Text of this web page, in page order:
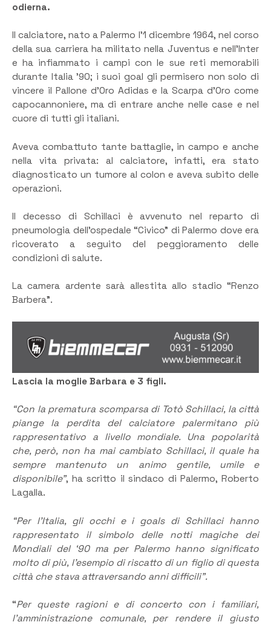
odierna.
Il calciatore, nato a Palermo l’1 dicembre 1964, nel corso
della sua carriera ha militato nella Juventus e nell’Inter
e ha infiammato i campi con le sue reti memorabili
durante Italia ’90; i suoi goal gli permisero non solo di
vincere il Pallone d’Oro Adidas e la Scarpa d’Oro come
capocannoniere, ma di entrare anche nelle case e nel
cuore di tutti gli italiani.
Aveva combattuto tante battaglie, in campo e anche
nella vita privata: al calciatore, infatti, era stato
diagnosticato un tumore al colon e aveva subito delle
operazioni.
Il decesso di Schillaci è avvenuto nel reparto di
pneumologia dell’ospedale “Civico” di Palermo dove era
ricoverato a seguito del peggioramento delle
condizioni di salute.
La camera ardente sarà allestita allo stadio “Renzo
Barbera”.
Lascia la moglie Barbara e 3 figli.
“Con la prematura scomparsa di Totò Schillaci, la città
piange la perdita del calciatore palermitano più
rappresentativo a livello mondiale. Una popolarità
che, però, non ha mai cambiato Schillaci, il quale ha
sempre mantenuto un animo gentile, umile e
disponibile”, ha scritto il sindaco di Palermo, Roberto
Lagalla.
“Per l’Italia, gli occhi e i goals di Schillaci hanno
rappresentato il simbolo delle notti magiche dei
Mondiali del ‘90 ma per Palermo hanno significato
molto di più, l’esempio di riscatto di un figlio di questa
città che stava attraversando anni difficili”.
“Per queste ragioni e di concerto con i familiari,
l’amministrazione comunale, per rendere il giusto